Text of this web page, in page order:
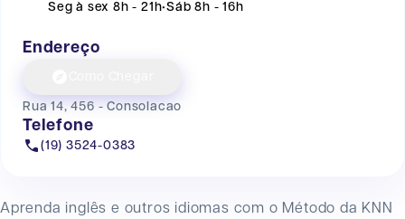
Aprenda inglês e outros idiomas com o Método da KNN
Seg à sex 8h - 21h•Sáb 8h - 16h
Endereço
Rua 14, 456 - Consolacao
Telefone
(19) 3524-0383